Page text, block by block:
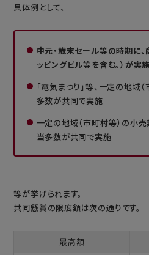
具体例として、
中元・歳末セール等の時期に
ッピングビル等を含む。）が実施
「電気まつり」等、一定の地域
多数が共同で実施
一定の地域（市町村等）の小
当多数が共同で実施
等が挙げられます。
共同懸賞の限度額は次の通りです。
最高額